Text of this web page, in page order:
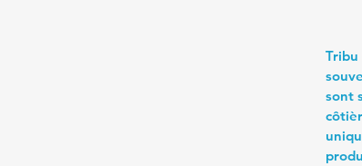
Tribu
sont